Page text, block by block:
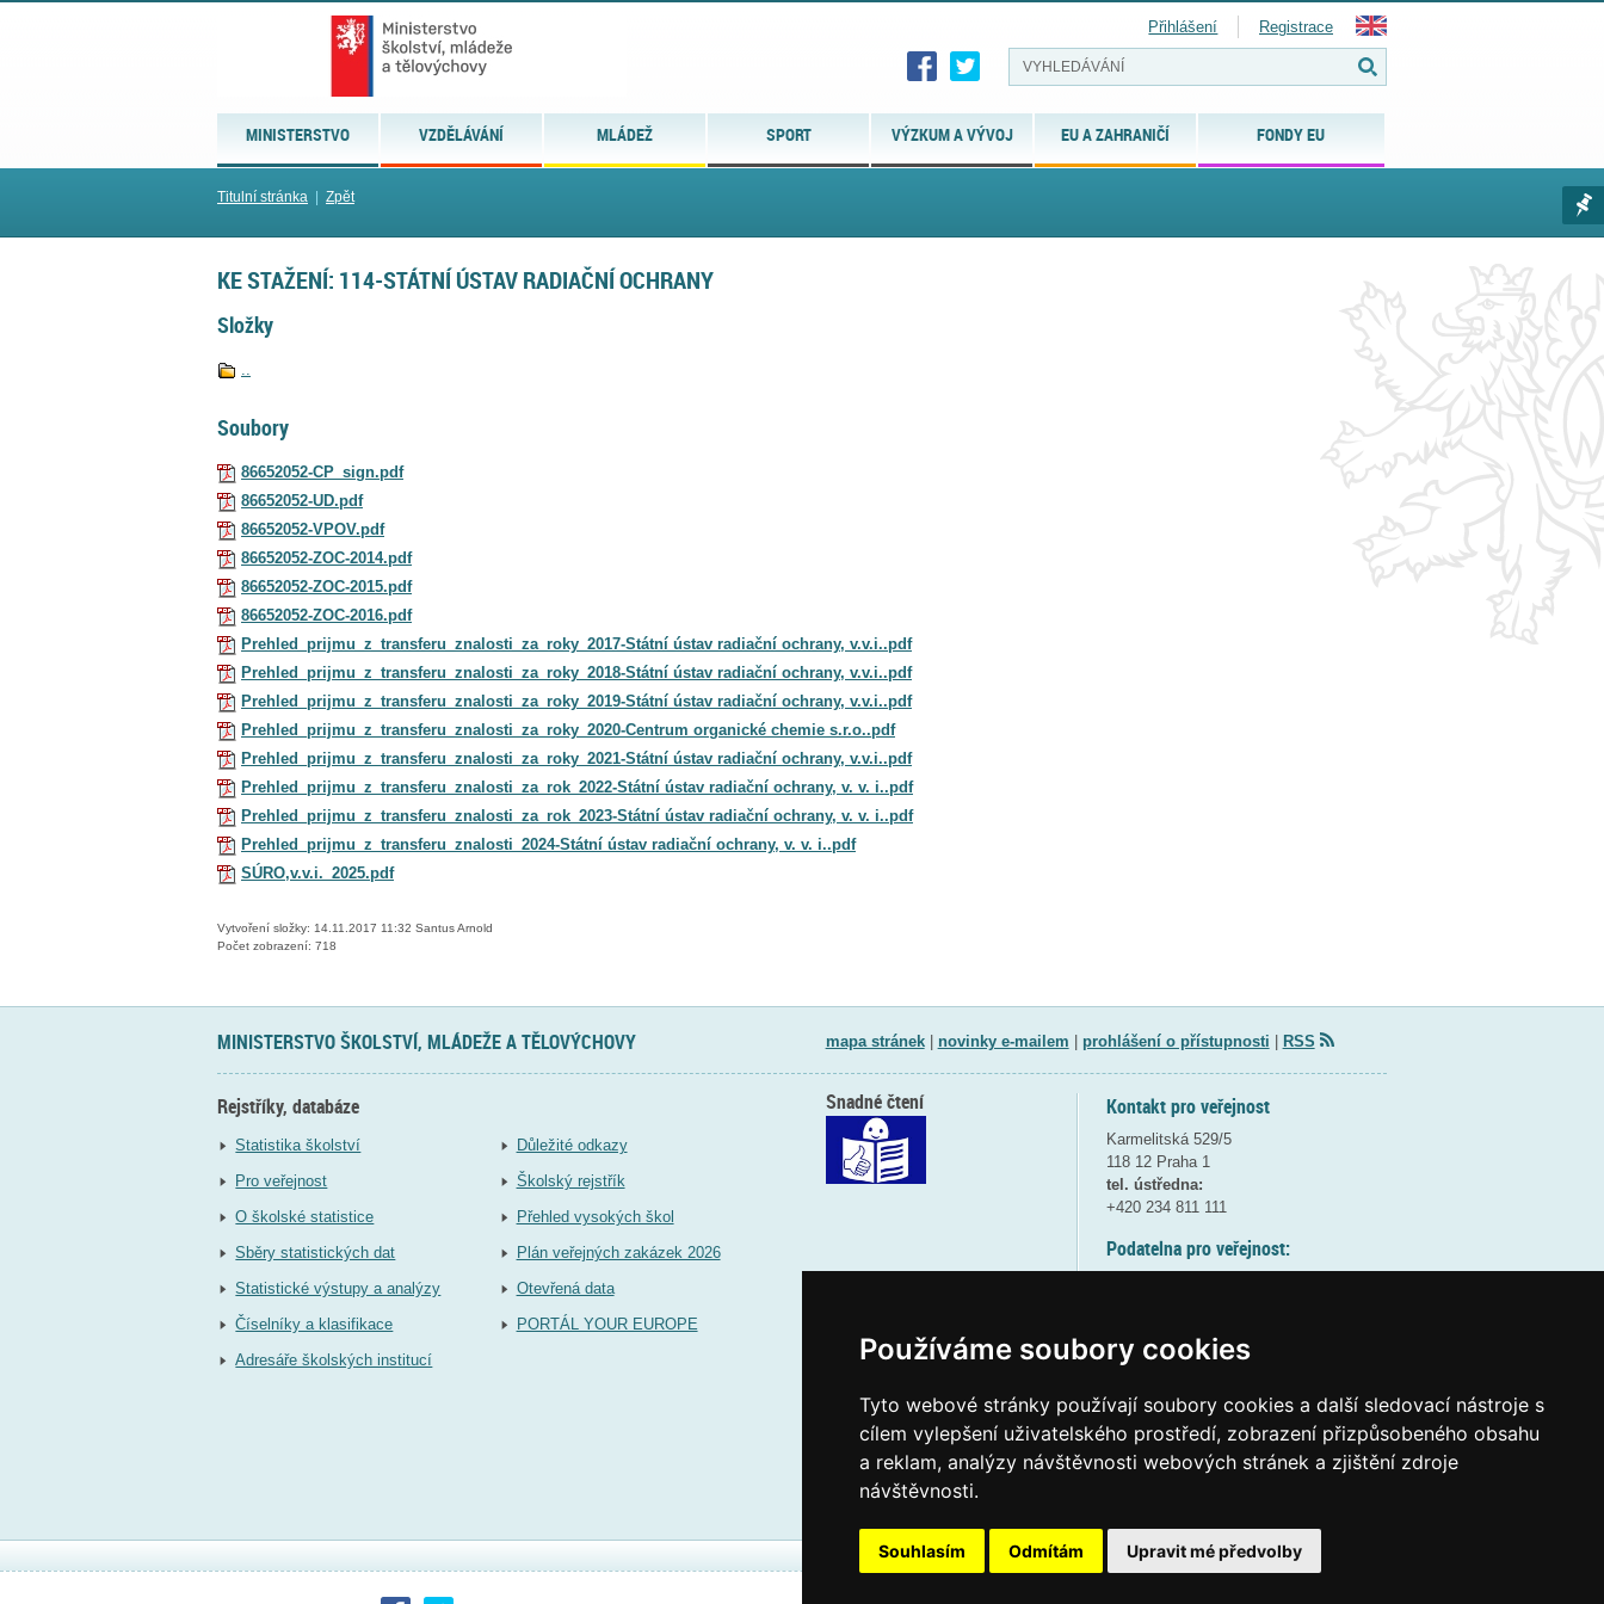
Používáme soubory cookies
Tyto webové stránky používají soubory cookies a další sledovací nástroje s
cílem vylepšení uživatelského prostředí, zobrazení přizpůsobeného obsahu
a reklam, analýzy návštěvnosti webových stránek a zjištění zdroje
návštěvnosti.
Souhlasím Odmítám Upravit mé předvolby
MINISTERSTVO VZDĚLÁVÁNÍ MLÁDEŽ SPORT VÝZKUM A VÝVOJ EU A ZAHRANIČÍ FONDY EU
Přihlášení Registrace
Titulní stránka Zpět
KE STAŽENÍ: 114-STÁTNÍ ÚSTAV RADIAČNÍ OCHRANY
Složky
..
Soubory
86652052-CP_sign.pdf
86652052-UD.pdf
86652052-VPOV.pdf
86652052-ZOC-2014.pdf
86652052-ZOC-2015.pdf
86652052-ZOC-2016.pdf
Prehled_prijmu_z_transferu_znalosti_za_roky_2017-Státní ústav radiační ochrany, v.v.i..pdf
Prehled_prijmu_z_transferu_znalosti_za_roky_2018-Státní ústav radiační ochrany, v.v.i..pdf
Prehled_prijmu_z_transferu_znalosti_za_roky_2019-Státní ústav radiační ochrany, v.v.i..pdf
Prehled_prijmu_z_transferu_znalosti_za_roky_2020-Centrum organické chemie s.r.o..pdf
Prehled_prijmu_z_transferu_znalosti_za_roky_2021-Státní ústav radiační ochrany, v.v.i..pdf
Prehled_prijmu_z_transferu_znalosti_za_rok_2022-Státní ústav radiační ochrany, v. v. i..pdf
Prehled_prijmu_z_transferu_znalosti_za_rok_2023-Státní ústav radiační ochrany, v. v. i..pdf
Prehled_prijmu_z_transferu_znalosti_2024-Státní ústav radiační ochrany, v. v. i..pdf
SÚRO,v.v.i._2025.pdf
Vytvoření složky: 14.11.2017 11:32 Santus Arnold
Počet zobrazení: 718
MINISTERSTVO ŠKOLSTVÍ, MLÁDEŽE A TĚLOVÝCHOVY mapa stránek| novinky e-mailem prohlášení o přístupnosti RSS
Rejstříky, databáze
Statistika školství
Pro veřejnost
O školské statistice
Sběry statistických dat
Statistické výstupy a analýzy
Číselníky a klasifikace
Adresáře školských institucí
Důležité odkazy
Školský rejstřík
Přehled vysokých škol
Plán veřejných zakázek 2026
Otevřená data
PORTÁL YOUR EUROPE
Kontakt pro veřejnost
Karmelitská 529/5
118 12 Praha 1
tel. ústředna:
+420 234 811 111
Podatelna pro veřejnost:
(více informací
Elektronická podatelna:
posta@msmtgov cz
Snadné čtení